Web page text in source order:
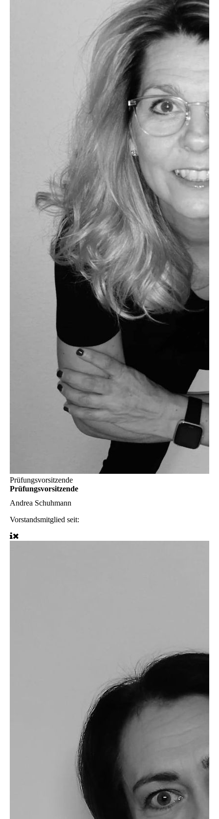
Prüfungsvorsitzende
Prüfungsvorsitzende
Andrea Schuhmann
Vorstandsmitglied seit: